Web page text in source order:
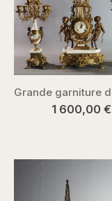
1 600,00 €